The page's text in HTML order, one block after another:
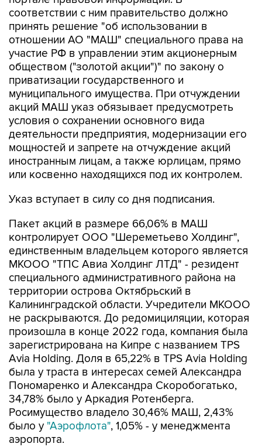
соответствии с ним правительство должно
принять решение "об использовании в
отношении АО "МАШ" специального права на
участие РФ в управлении этим акционерным
обществом ("золотой акции")" по закону о
приватизации государственного и
муниципального имущества. При отчуждении
акций МАШ указ обязывает предусмотреть
условия о сохранении основного вида
деятельности предприятия, модернизации его
мощностей и запрете на отчуждение акций
иностранным лицам, а также юрлицам, прямо
или косвенно находящихся под их контролем.
Указ вступает в силу со дня подписания.
Пакет акций в размере 66,06% в МАШ
контролирует ООО "Шереметьево Холдинг",
единственным владельцем которого является
МКООО "ТПС Авиа Холдинг ЛТД" - резидент
специального административного района на
территории острова Октябрьский в
Калининградской области. Учредители МКООО
не раскрываются. До редомициляции, которая
произошла в конце 2022 года, компания была
зарегистрирована на Кипре с названием TPS
Avia Holding. Доля в 65,22% в TPS Avia Holding
была у траста в интересах семей Александра
Пономаренко и Александра Скоробогатько,
34,78% было у Аркадия Ротенберга.
Росимущество владело 30,46% МАШ, 2,43%
было у "Аэрофлота", 1,05% - у менеджмента
аэропорта.